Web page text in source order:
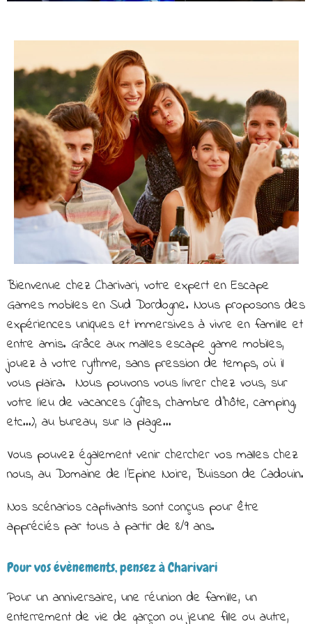
Bienvenue chez Charivari, votre expert en Escape
Games mobiles en Sud Dordogne. Nous proposons des
expériences uniques et immersives à vivre en famille et
entre amis. Grâce aux malles escape game mobiles,
jouez à votre rythme, sans pression de temps, où il
vous plaira. Nous pouvons vous livrer chez vous, sur
votre lieu de vacances (gîtes, chambre d'hôte, camping,
etc...), au bureau, sur la plage...
Vous pouvez également venir chercher vos malles chez
nous, au Domaine de l'Epine Noire, Buisson de Cadouin.
Nos scénarios captivants sont conçus pour être
appréciés par tous à partir de 8/9 ans.
Pour vos évènements, pensez à Charivari
Pour un anniversaire, une réunion de famille, un
enterrement de vie de garçon ou jeune fille ou autre,